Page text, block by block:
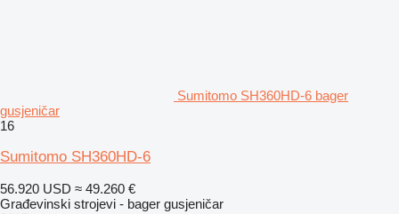
Sumitomo SH360HD-6 bager
gusjeničar
16
Sumitomo SH360HD-6
56.920 USD ≈ 49.260 €
Građevinski strojevi - bager gusjeničar